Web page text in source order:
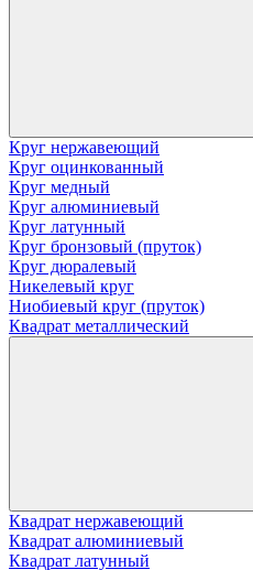
Круг нержавеющий
Круг оцинкованный
Круг медный
Круг алюминиевый
Круг латунный
Круг бронзовый (пруток)
Круг дюралевый
Никелевый круг
Ниобиевый круг (пруток)
Квадрат металлический
Квадрат нержавеющий
Квадрат алюминиевый
Квадрат латунный